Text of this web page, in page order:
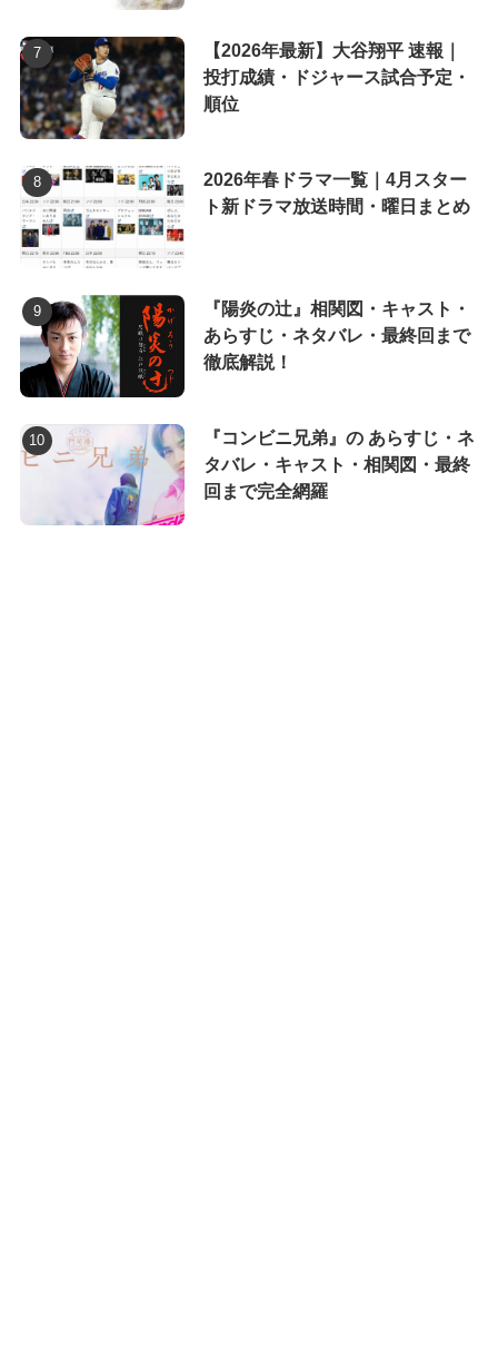
【2026年最新】大谷翔平 速報｜
投打成績・ドジャース試合予定・
順位
2026年春ドラマ一覧｜4月スター
ト新ドラマ放送時間・曜日まとめ
『陽炎の辻』相関図・キャスト・
あらすじ・ネタバレ・最終回まで
徹底解説！
『コンビニ兄弟』の あらすじ・ネ
タバレ・キャスト・相関図・最終
回まで完全網羅